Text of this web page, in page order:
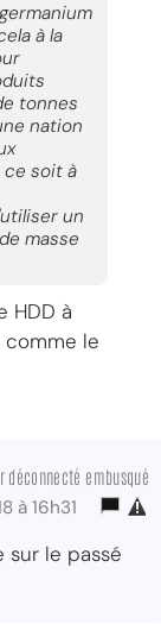
à la
tonnes
nation
ce soit à
un
masse
HDD à
le
déconnecté embusqué
à 16h31
le passé